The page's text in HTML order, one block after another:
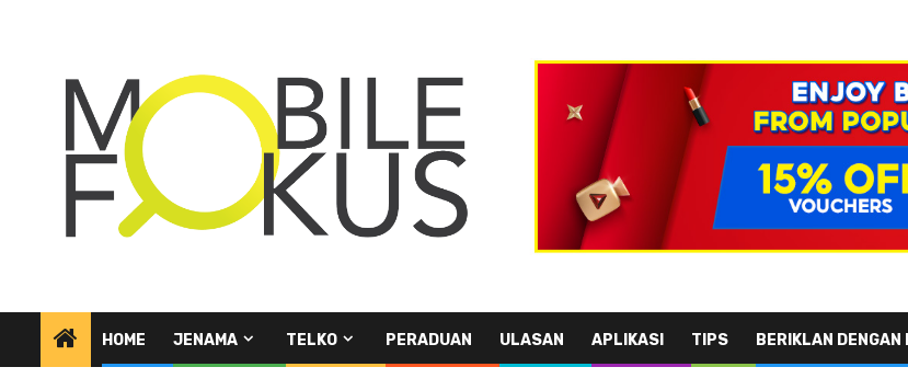
HOME JENAMA TELKO PERADUAN ULASAN APLIKASI TIPS BERIKLAN DENGAN